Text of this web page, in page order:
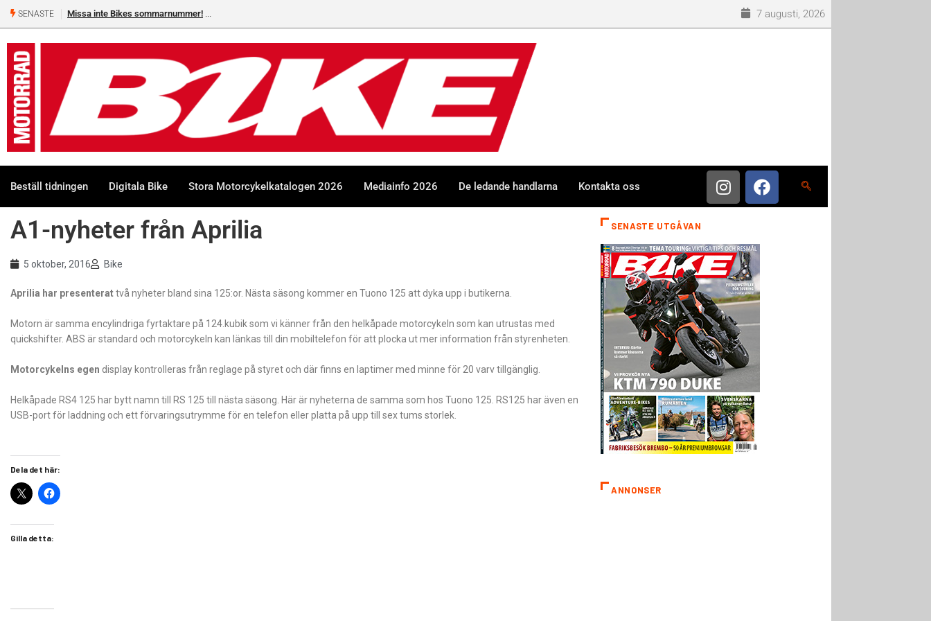
SENASTE Missa inte Bikes sommarnummer! 7 augusti, 2026
Beställ tidningen Digitala Bike Stora Motorcykelkatalogen 2026 Mediainfo 2026 De ledande handlarna Kontakta oss
A1-nyheter från Aprilia
5 oktober, 2016 Bike
Aprilia har presenterattvå nyheter bland sina 125:or. Nästa säsong kommer en Tuono 125 att dyka upp i butikerna.
Motorn är samma encylindriga fyrtaktare på 124.kubik som vi känner från den helkåpade motorcykeln som kan utrustas med
quickshifter. ABS är standard och motorcykeln kan länkas till din mobiltelefon för att plocka ut mer information från styrenheten.
Motorcykelns egen display kontrolleras från reglage på styret och där finns en laptimer med minne för 20 varv tillgänglig.
Helkåpade RS4 125 har bytt namn till RS 125 till nästa säsong. Här är nyheterna de samma som hos Tuono 125. RS125 har även en
USB-port för laddning och ett förvaringsutrymme för en telefon eller platta på upp till sex tums storlek.
Dela det här:
Gilla detta:
SENASTE UTGÅVAN
ANNONSER